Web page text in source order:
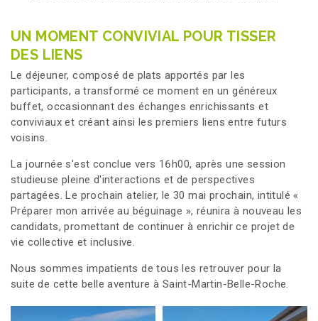
UN MOMENT CONVIVIAL POUR TISSER
DES LIENS
Le déjeuner, composé de plats apportés par les
participants, a transformé ce moment en un généreux
buffet, occasionnant des échanges enrichissants et
conviviaux et créant ainsi les premiers liens entre futurs
voisins.
La journée s'est conclue vers 16h00, après une session
studieuse pleine d'interactions et de perspectives
partagées. Le prochain atelier, le 30 mai prochain, intitulé «
Préparer mon arrivée au béguinage », réunira à nouveau les
candidats, promettant de continuer à enrichir ce projet de
vie collective et inclusive.
Nous sommes impatients de tous les retrouver pour la
suite de cette belle aventure à Saint-Martin-Belle-Roche.